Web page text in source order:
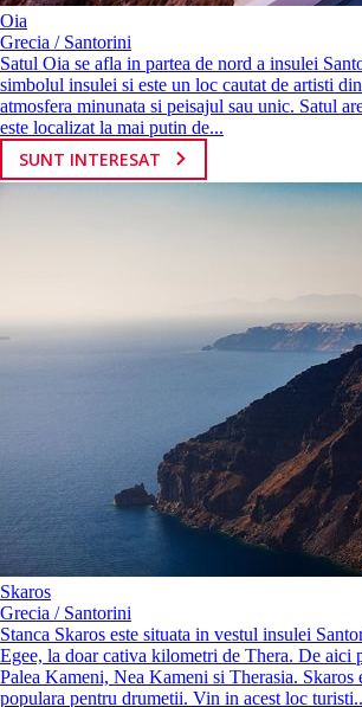
Oia
Grecia / Santorini
Satul Oia se afla in partea de nord a insulei
simbolul insulei si este un loc cautat de artisti
atmosfera minunata si peisajul sau unic. Satul
este localizat la mai putin de...
SUNT INTERESAT
Skaros
Grecia / Santorini
Stanca Skaros este situata in vestul insulei
Egee, la doar cativa kilometri de Thera. De aici
Palea Kameni, Nea Kameni si Therasia. Skaros
populara pentru drumetii. Vin in acest loc